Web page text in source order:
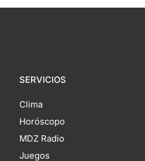
SERVICIOS
Clima
Horóscopo
MDZ Radio
Juegos